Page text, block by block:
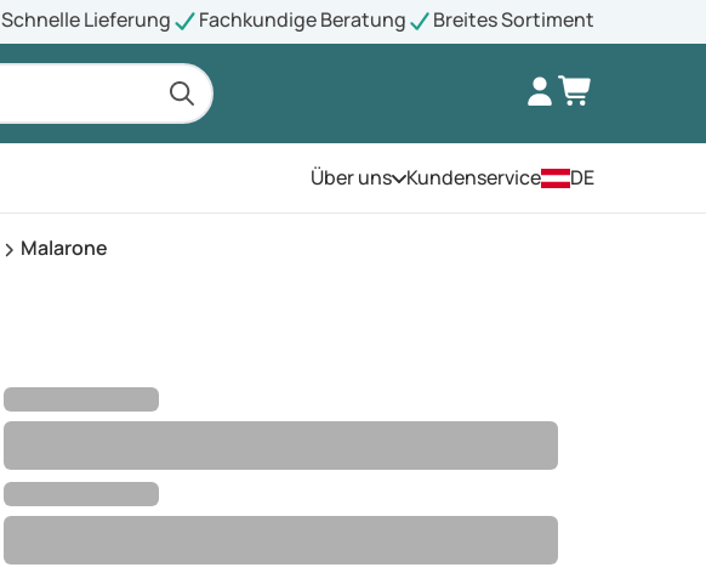
Schnelle Lieferung Fachkundige Beratung Breites Sortiment
Über unsÖffnen Sie das Menü
Kundenservice DE
Malarone